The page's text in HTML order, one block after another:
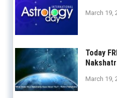
March 19,
Today
March 19,